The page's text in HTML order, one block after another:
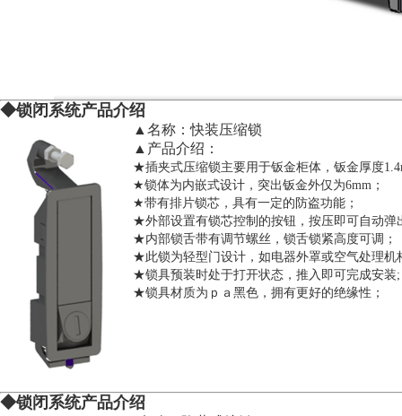
◆锁闭系统产品介绍
▲名称：快装压缩锁
▲产品介绍：
★插夹式压缩锁主要用于钣金柜体，钣金厚度
★锁体为内嵌式设计，突出钣金外仅为6mm；
★带有排片锁芯，具有一定的防盗功能；
★外部设置有锁芯控制的按钮，按压即可自动弹
★内部锁舌带有调节螺丝，锁舌锁紧高度可调；
★此锁为轻型门设计，如电器外罩或空气处理机
★锁具预装时处于打开状态，推入即可完成安
★锁具材质为ｐａ黑色，拥有更好的绝缘性；
◆锁闭系统产品介绍